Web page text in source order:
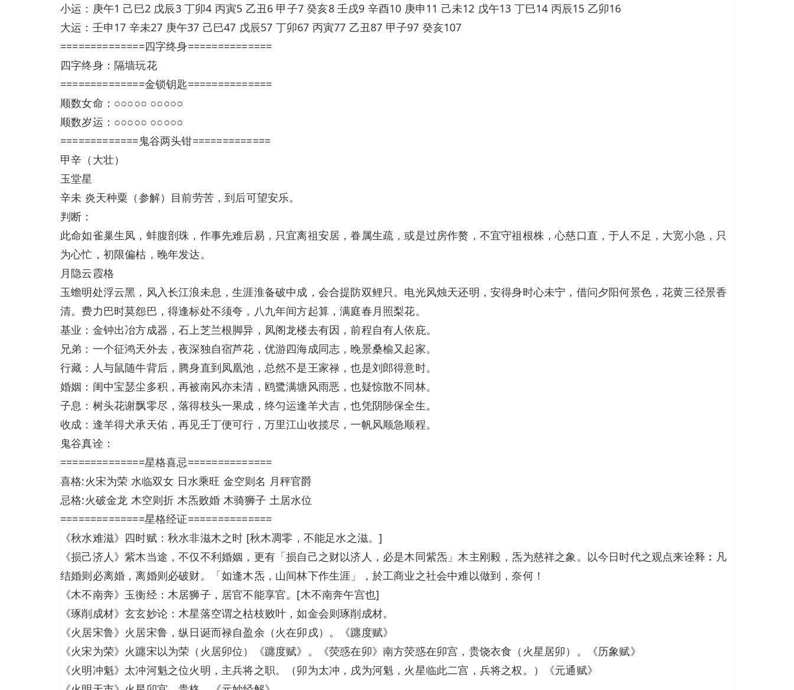
小运：庚午1 己巳2 戊辰3 丁卯4 丙寅5 乙丑6 甲子7 癸亥8 壬戌9 辛酉10 庚申11 己未12 戊午13 丁巳14 丙辰15 乙卯16
大运：壬申17 辛未27 庚午37 己巳47 戊辰57 丁卯67 丙寅77 乙丑87 甲子97 癸亥107
==============四字终身==============
四字终身：隔墙玩花
==============金锁钥匙==============
顺数女命：○○○○○ ○○○○○
顺数岁运：○○○○○ ○○○○○
=============鬼谷两头钳=============
甲辛（大壮）
玉堂星
辛未 炎天种粟（参解）目前劳苦，到后可望安乐。
判断：
此命如雀巢生凤，蚌腹剖珠，作事先难后易，只宜离祖安居，眷属生疏，或是过房作赘，不宜守祖根株，心慈口直，于人不足，大宽小急，只
为心忙，初限偏枯，晚年发达。
月隐云霞格
玉蟾明处浮云黑，风入长江浪未息，生涯淮备破中成，会合提防双鲤只。电光风烛天还明，安得身时心未宁，借问夕阳何景色，花黄三径景香
清。费力巴时莫怨巴，得逢标处不须夸，八九年间方起算，满庭春月照梨花。
基业：金钟出冶方成器，石上芝兰根脚异，凤阁龙楼去有因，前程自有人依庇。
兄弟：一个征鸿天外去，夜深独自宿芦花，优游四海成同志，晚景桑榆又起家。
行藏：人与鼠随牛背后，腾身直到凤凰池，总然不是王家禄，也是刘郎得意时。
婚姻：闺中宝瑟尘多积，再被南风亦未清，鸥鹭满塘风雨恶，也疑惊散不同林。
子息：树头花谢飘零尽，落得枝头一果成，终匀运逢羊犬吉，也凭阴陟保全生。
收成：逢羊得犬承天佑，再见壬丁便可行，万里江山收揽尽，一帆风顺急顺程。
鬼谷真诠：
==============星格喜忌==============
喜格:火宋为荣 水临双女 日水乘旺 金空则名 月秤官爵
忌格:火破金龙 木空则折 木炁败婚 木骑狮子 土居水位
==============星格经证==============
《秋水难滋》四时赋：秋水非滋木之时 [秋木凋零，不能足水之滋。]
《损己济人》紫木当途，不仅不利婚姻，更有「损自己之财以济人，必是木同紫炁」木主刚毅，炁为慈祥之象。以今日时代之观点来诠释︰凡
结婚则必离婚，离婚则必破财。「如逢木炁，山间林下作生涯」，於工商业之社会中难以做到，奈何！
《木不南奔》玉衡经：木居狮子，居官不能享官。[木不南奔午宫也]
《琢削成材》玄玄妙论：木星落空谓之枯枝败叶，如金会则琢削成材。
《火居宋鲁》火居宋鲁，纵日诞而禄自盈余（火在卯戌）。《躔度赋》
《火宋为荣》火躔宋以为荣（火居卯位）《躔度赋》。《荧惑在卯》南方荧惑在卯宫，贵饶衣食（火星居卯）。《历象赋》
《火明冲魁》太冲河魁之位火明，主兵将之职。（卯为太冲，戌为河魁，火星临此二宫，兵将之权。）《元通赋》